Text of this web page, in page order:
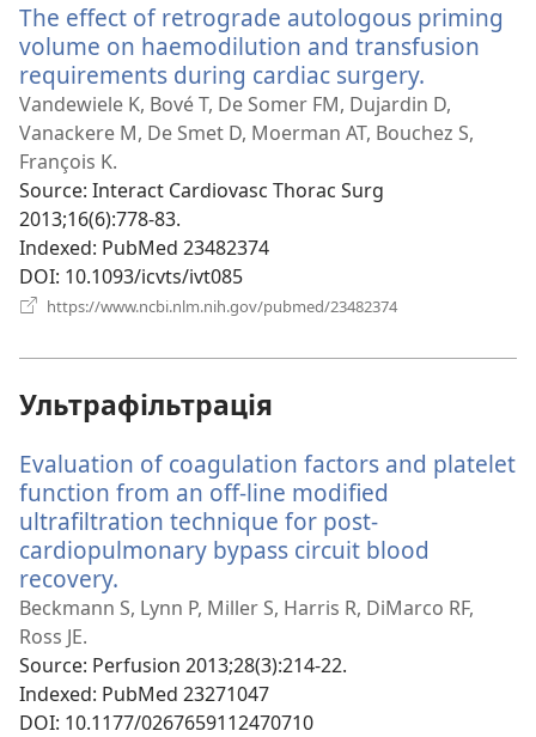
вікні)
The effect of retrograde autologous priming
volume on haemodilution and transfusion
requirements during cardiac surgery.
у
новому
Vandewiele K, Bové T, De Somer FM, Dujardin D,
Vanackere M, De Smet D, Moerman AT, Bouchez S,
François K.
Source‎: Interact Cardiovasc Thorac Surg
2013;16(6):778-83.
Indexed‎: PubMed 23482374
DOI‎: 10.1093/icvts/ivt085
https://www.ncbi.nlm.nih.gov/pubmed/23482374
Ультрафільтрація
Evaluation of coagulation factors and platelet
function from an off-line modified
ultrafiltration technique for post-
cardiopulmonary bypass circuit blood
recovery.
у
вікні)
Beckmann S, Lynn P, Miller S, Harris R, DiMarco RF,
Ross JE.
Source‎: Perfusion 2013;28(3):214-22.
Indexed‎: PubMed 23271047
DOI‎: 10.1177/0267659112470710